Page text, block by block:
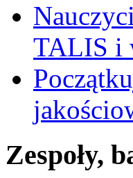
TALIS i
Zespoły,